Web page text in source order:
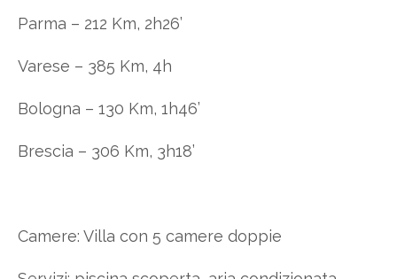
Parma – 212 Km, 2h26’
Varese – 385 Km, 4h
Bologna – 130 Km, 1h46’
Brescia – 306 Km, 3h18’
Camere: Villa con 5 camere doppie